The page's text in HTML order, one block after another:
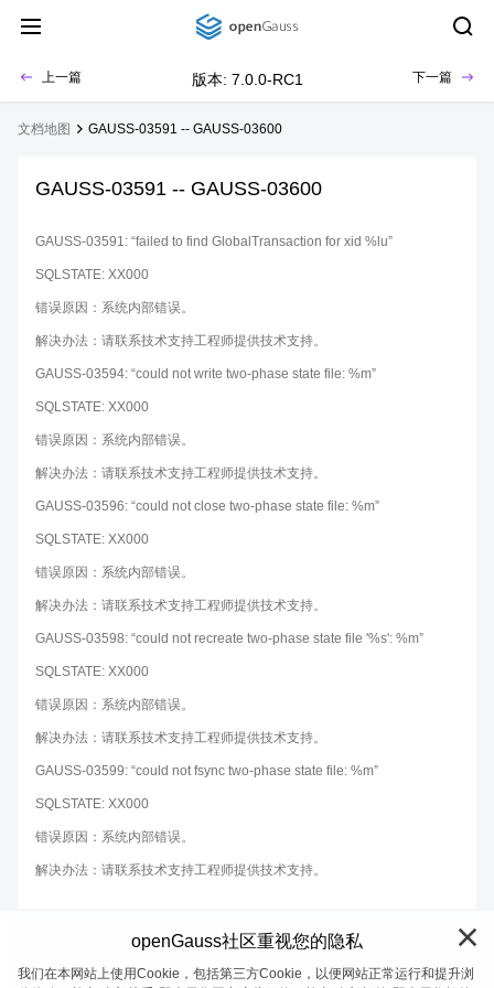
上一篇 版本: 7.0.0-RC1 下一篇
文档地图 GAUSS-03591 -- GAUSS-03600
GAUSS-03591 -- GAUSS-03600
GAUSS-03591: “failed to find GlobalTransaction for xid %lu”
SQLSTATE: XX000
错误原因：系统内部错误。
解决办法：请联系技术支持工程师提供技术支持。
GAUSS-03594: “could not write two-phase state file: %m”
SQLSTATE: XX000
错误原因：系统内部错误。
解决办法：请联系技术支持工程师提供技术支持。
GAUSS-03596: “could not close two-phase state file: %m”
SQLSTATE: XX000
错误原因：系统内部错误。
解决办法：请联系技术支持工程师提供技术支持。
GAUSS-03598: “could not recreate two-phase state file '%s': %m”
SQLSTATE: XX000
错误原因：系统内部错误。
解决办法：请联系技术支持工程师提供技术支持。
GAUSS-03599: “could not fsync two-phase state file: %m”
SQLSTATE: XX000
错误原因：系统内部错误。
解决办法：请联系技术支持工程师提供技术支持。
openGauss社区重视您的隐私
我们在本网站上使用Cookie，包括第三方Cookie，以便网站正常运行和提升浏